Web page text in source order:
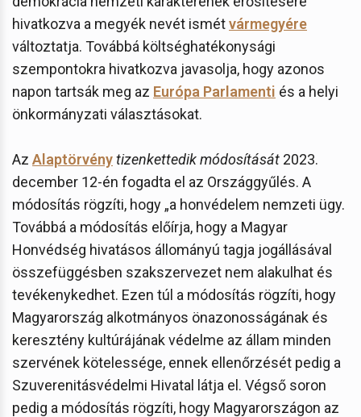
hivatkozva a megyék nevét ismétvármegyére
változtatja. Továbbá költséghatékonysági
szempontokra hivatkozva javasolja, hogy azonos
napon tartsák meg az Európa Parlamenti és a helyi
önkormányzati választásokat.
Az Alaptörvénytizenkettedik módosítását 2023.
december 12-én fogadta el az Országgyűlés. A
módosítás rögzíti, hogy „a honvédelem nemzeti ügy.
Továbbá a módosítás előírja, hogy a Magyar
Honvédség hivatásos állományú tagja jogállásával
összefüggésben szakszervezet nem alakulhat és
tevékenykedhet. Ezen túl a módosítás rögzíti, hogy
Magyarország alkotmányos önazonosságának és
keresztény kultúrájának védelme az állam minden
szervének kötelessége, ennek ellenőrzését pedig a
Szuverenitásvédelmi Hivatal látja el. Végső soron
pedig a módosítás rögzíti, hogy Magyarországon az